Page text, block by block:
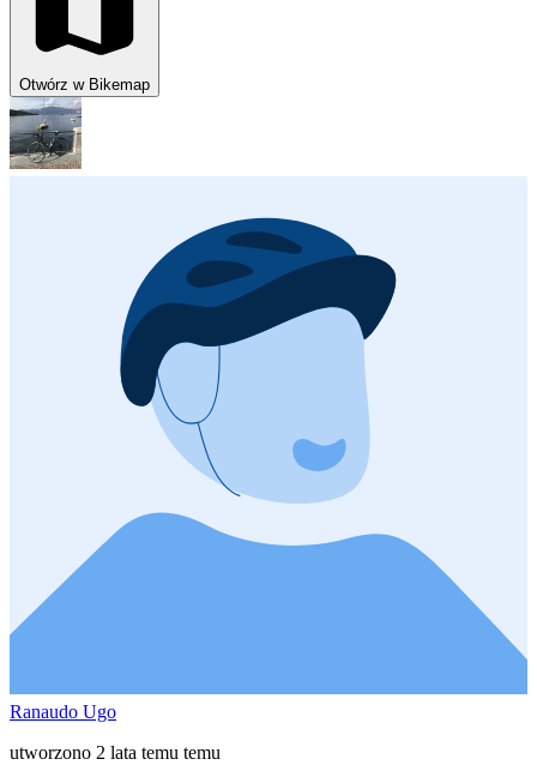
Otwórz w Bikemap
Ranaudo Ugo
utworzono 2 lata temu temu